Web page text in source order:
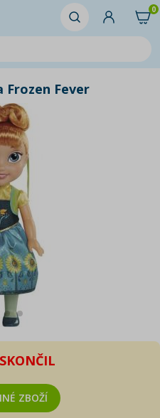
0
Frozen Fever
ZBOŽÍ